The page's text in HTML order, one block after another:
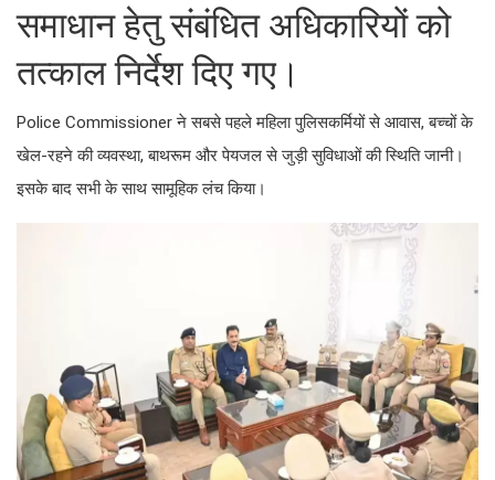
समाधान हेतु संबंधित अधिकारियों को
तत्काल निर्देश दिए गए।
Police Commissioner ने सबसे पहले महिला पुलिसकर्मियों से आवास, बच्चों के
खेल-रहने की व्यवस्था, बाथरूम और पेयजल से जुड़ी सुविधाओं की स्थिति जानी।
इसके बाद सभी के साथ सामूहिक लंच किया।